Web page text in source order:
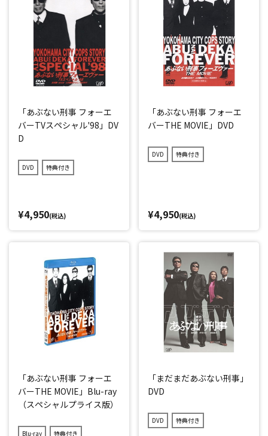
「あぶない刑事 フォーエ
バーTVスペシャル'98」DV
D
DVD 特典付き
¥4,950(税込)
「あぶない刑事 フォーエ
バーTHE MOVIE」DVD
DVD 特典付き
¥4,950(税込)
「あぶない刑事 フォーエ
バーTHE MOVIE」Blu-ray
（スペシャルプライス版）
Blu-ray 特典付き
「まだまだあぶない刑事」
DVD
DVD 特典付き